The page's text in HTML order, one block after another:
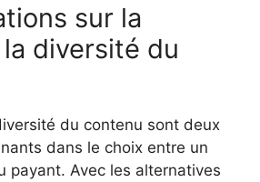
sur la
diversité du
du contenu sont deux
dans le choix entre un
payant. Avec les alternatives